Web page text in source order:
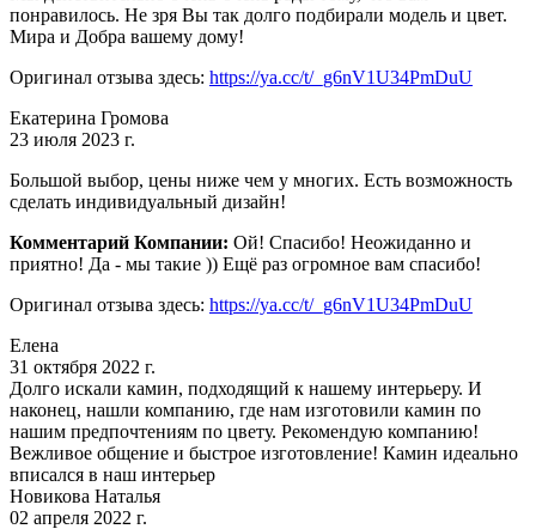
понравилось. Не зря Вы так долго подбирали модель и цвет.
Мира и Добра вашему дому!
Оригинал отзыва здесь: https://ya.cc/t/_g6nV1U34PmDuU
Екатерина Громова
23 июля 2023 г.
Большой выбор, цены ниже чем у многих. Есть возможность
сделать индивидуальный дизайн!
Комментарий Компании: Ой! Спасибо! Неожиданно и
приятно! Да - мы такие )) Ещё раз огромное вам спасибо!
Оригинал отзыва здесь: https://ya.cc/t/_g6nV1U34PmDuU
Елена
31 октября 2022 г.
Долго искали камин, подходящий к нашему интерьеру. И
наконец, нашли компанию, где нам изготовили камин по
нашим предпочтениям по цвету. Рекомендую компанию!
Вежливое общение и быстрое изготовление! Камин идеально
вписался в наш интерьер
Новикова Наталья
02 апреля 2022 г.